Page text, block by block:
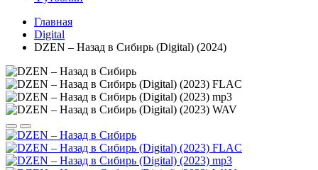
Главная
Digital
DZEN – Назад в Сибирь (Digital) (2024)